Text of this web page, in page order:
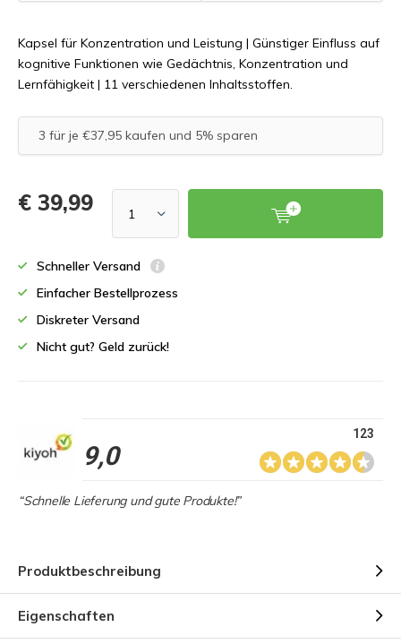
Kapsel für Konzentration und Leistung | Günstiger Einfluss auf
kognitive Funktionen wie Gedächtnis, Konzentration und
Lernfähigkeit | 11 verschiedenen Inhaltsstoffen.
3 für je €37,95 kaufen und 5% sparen
€ 39,99
Schneller Versand
Einfacher Bestellprozess
Diskreter Versand
Nicht gut? Geld zurück!
9,0
123
“Schnelle Lieferung und gute Produkte!”
Produktbeschreibung
Eigenschaften